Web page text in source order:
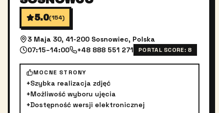
5.0(154)
3 Maja 30, 41-200 Sosnowiec, Polska
07:15–14:00
+48 888 551 271 PORTAL SCORE: 8
MOCNE STRONY
+Szybka realizacja zdjęć
+Możliwość wyboru ujęcia
+Dostępność wersji elektronicznej